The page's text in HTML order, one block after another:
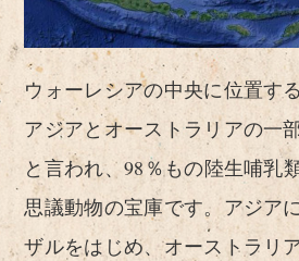
ウォーレシアの中央に位置す
アジアとオーストラリアの一
と言われ、98％もの陸生哺乳
思議動物の宝庫です。アジア
ザルをはじめ、オーストラリ